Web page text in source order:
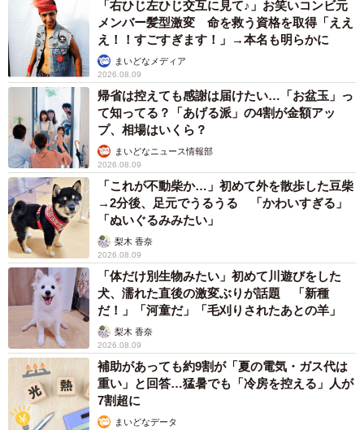
「右ひじ左ひじ交互に見て♪」お笑いコンビ元
メンバー髪型激変 命を救う資格を取得「ええ
え！！すごすぎます！」→本名も明らかに
まいどなメディア
2026.08.09
帰省は控えても感謝は届けたい…「お盆玉」っ
て知ってる？「あげる派」の4割が金額アッ
プ、相場はいくら？
まいどなニュース情報部
2026.08.09
「これが不動柴か…」初めて外を散歩した豆柴
→2分後、足元でうるうる 「かわいすぎる」
「ぬいぐるみみたい」
梨木 香奈
2026.08.09
「体だけ別生物みたい」初めて川遊びをした
犬、濡れた直後の激変ぶりが話題 「新種
だ！」「河童だ」「毛刈りされたあとの羊」
梨木 香奈
2026.08.09
補助があっても約9割が「夏の電気・ガス代は
重い」と回答…猛暑でも「冷房を控える」人が
7割超に
まいどなデータ